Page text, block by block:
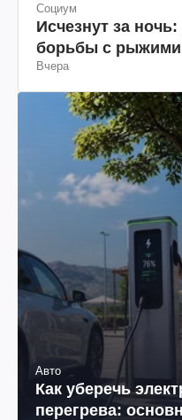
Социум
Исчезнут за
борьбы с рыжими
Вчера
Авто
Как уберечь
перегрева: